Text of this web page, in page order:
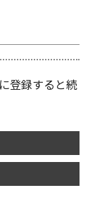
登録すると続